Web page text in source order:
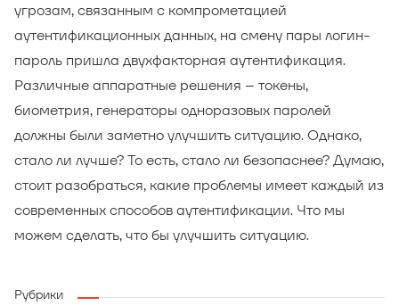
угрозам, связанным с компрометацией
аутентификационных данных, на смену пары логин-
пароль пришла двухфакторная аутентификация.
Различные аппаратные решения – токены,
биометрия, генераторы одноразовых паролей
должны были заметно улучшить ситуацию. Однако,
стало ли лучше? То есть, стало ли безопаснее? Думаю,
стоит разобраться, какие проблемы имеет каждый из
современных способов аутентификации. Что мы
можем сделать, что бы улучшить ситуацию.
Рубрики